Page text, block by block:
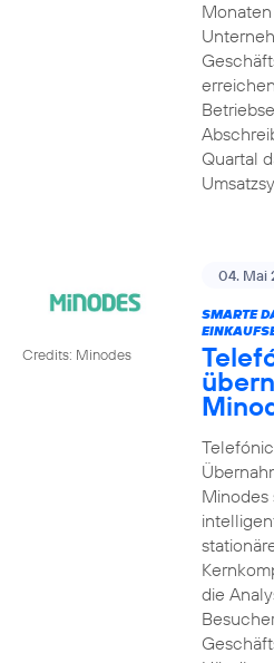
Quartal
Credits: Minodes
04. Mai
SMARTE
Minodes
die